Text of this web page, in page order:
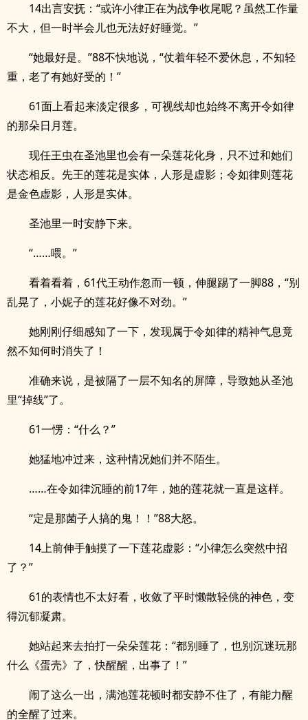
14出言安抚：“或许小律正在为战争收尾呢？虽然工作量
不大，但一时半会儿也无法好好睡觉。”
“她最好是。”88不快地说，“仗着年轻不爱休息，不知轻
重，老了有她好受的！”
61面上看起来淡定很多，可视线却也始终不离开令如律
的那朵日月莲。
现任王虫在圣池里也会有一朵莲花化身，只不过和她们
状态相反。先王的莲花是实体，人形是虚影；令如律则莲花
是金色虚影，人形是实体。
圣池里一时安静下来。
“……喂。”
看着看着，61代王动作忽而一顿，伸腿踢了一脚88，“别
乱晃了，小妮子的莲花好像不对劲。”
她刚刚仔细感知了一下，发现属于令如律的精神气息竟
然不知何时消失了！
准确来说，是被隔了一层不知名的屏障，导致她从圣池
里“掉线”了。
61一愣：“什么？”
她猛地冲过来，这种情况她们并不陌生。
……在令如律沉睡的前17年，她的莲花就一直是这样。
“定是那菌子人搞的鬼！！”88大怒。
14上前伸手触摸了一下莲花虚影：“小律怎么突然中招
了？”
61的表情也不太好看，收敛了平时懒散轻佻的神色，变
得沉郁凝肃。
她站起来去拍打一朵朵莲花：“都别睡了，也别沉迷玩那
什么《蛋壳》了，快醒醒，出事了！”
闹了这么一出，满池莲花顿时都安静不住了，有能力醒
的全醒了过来。